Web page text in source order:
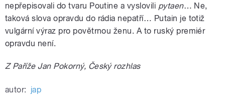
nepřepisovali do tvaru Poutine a vyslovili pytaen… Ne,
taková slova opravdu do rádia nepatří… Putain je totiž
vulgární výraz pro povětrnou ženu. A to ruský premiér
opravdu není.
Z Paříže Jan Pokorný, Český rozhlas
autor: jap